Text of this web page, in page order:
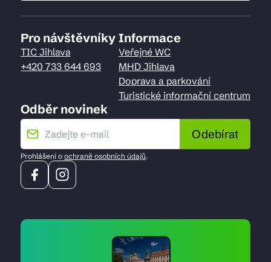
Pro návštěvníky
TIC Jihlava
+420 733 644 693
Informace
Veřejné WC
MHD Jihlava
Doprava a parkování
Turistické informační centrum
Odběr novinek
Odebírat
Prohlášení o ochraně osobních údajů.